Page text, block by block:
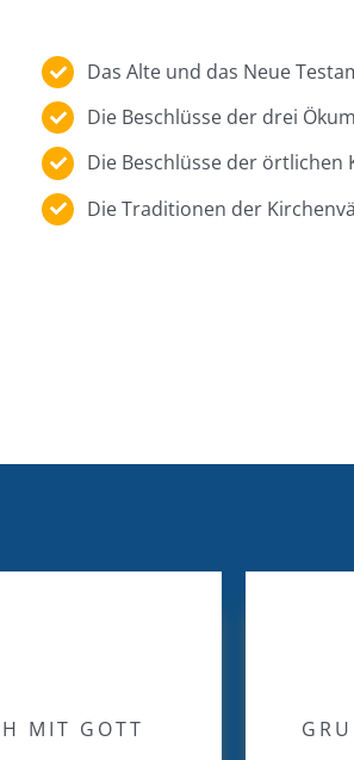
Das Alte und das Neue
Die Beschlüsse der drei
Die Beschlüsse der örtlichen
Die Traditionen der
MIT GOTT